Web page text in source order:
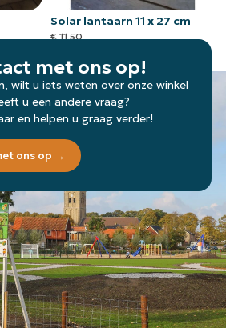
Solar lantaarn 11 x 27 cm
€ 11,50
met ons op!
wilt u iets weten over onze winkel
u een andere vraag?
en helpen u graag verder!
ons op →